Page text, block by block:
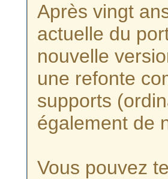
Après vingt
actuelle du
nouvelle
une refonte
supports
également de
Vous pouvez